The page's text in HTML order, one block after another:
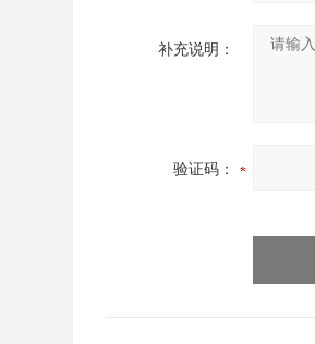
补充说明：
验证码：